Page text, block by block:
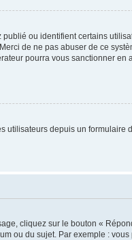
ou identifient certains
de ne pas abuser de ce
pourra vous sanctionner en
depuis un formulaire
cliquez sur le bouton «
ou du sujet. Par exemple :